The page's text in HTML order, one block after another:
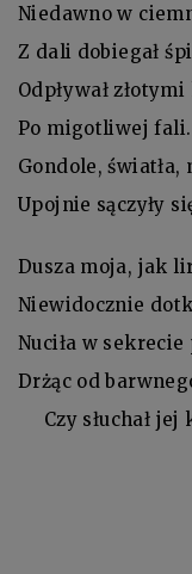
Niedawno w
Z dali dobiegał
Odpływał
Po migotliwej fali.
Gondole, światła,
Upojnie sączyły
Dusza moja, jak
Niewidocznie
Nuciła w
Drżąc od
Czy słuchał jej